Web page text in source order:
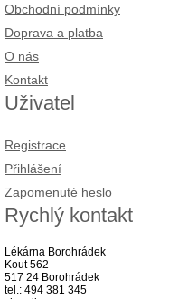
Obchodní podmínky
Doprava a platba
O nás
Kontakt
Uživatel
Registrace
Přihlášení
Zapomenuté heslo
Rychlý kontakt
Lékárna Borohrádek
Kout 562
517 24 Borohrádek
tel.: 494 381 345